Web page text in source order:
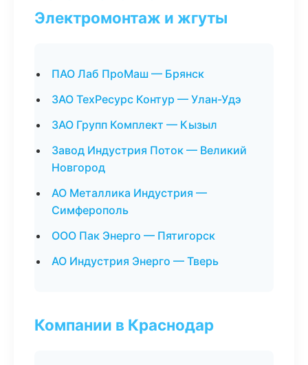
Электромонтаж и жгуты
ПАО Лаб ПроМаш — Брянск
ЗАО ТехРесурс Контур — Улан-Удэ
ЗАО Групп Комплект — Кызыл
Завод Индустрия Поток — Великий
Новгород
АО Металлика Индустрия —
Симферополь
ООО Пак Энерго — Пятигорск
АО Индустрия Энерго — Тверь
Компании в Краснодар